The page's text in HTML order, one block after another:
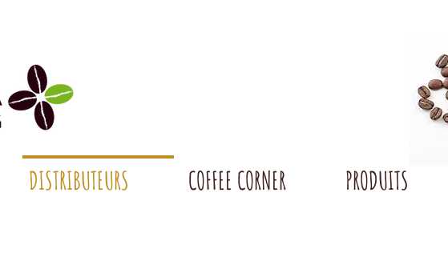
DISTRIBUTEURS COFFEE CORNER PRODUITS